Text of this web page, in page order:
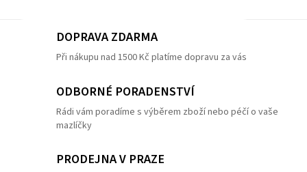
DOPRAVA ZDARMA
Při nákupu nad 1500 Kč platíme dopravu za vás
ODBORNÉ PORADENSTVÍ
Rádi vám poradíme s výběrem zboží nebo péčí o vaše
mazlíčky
PRODEJNA V PRAZE